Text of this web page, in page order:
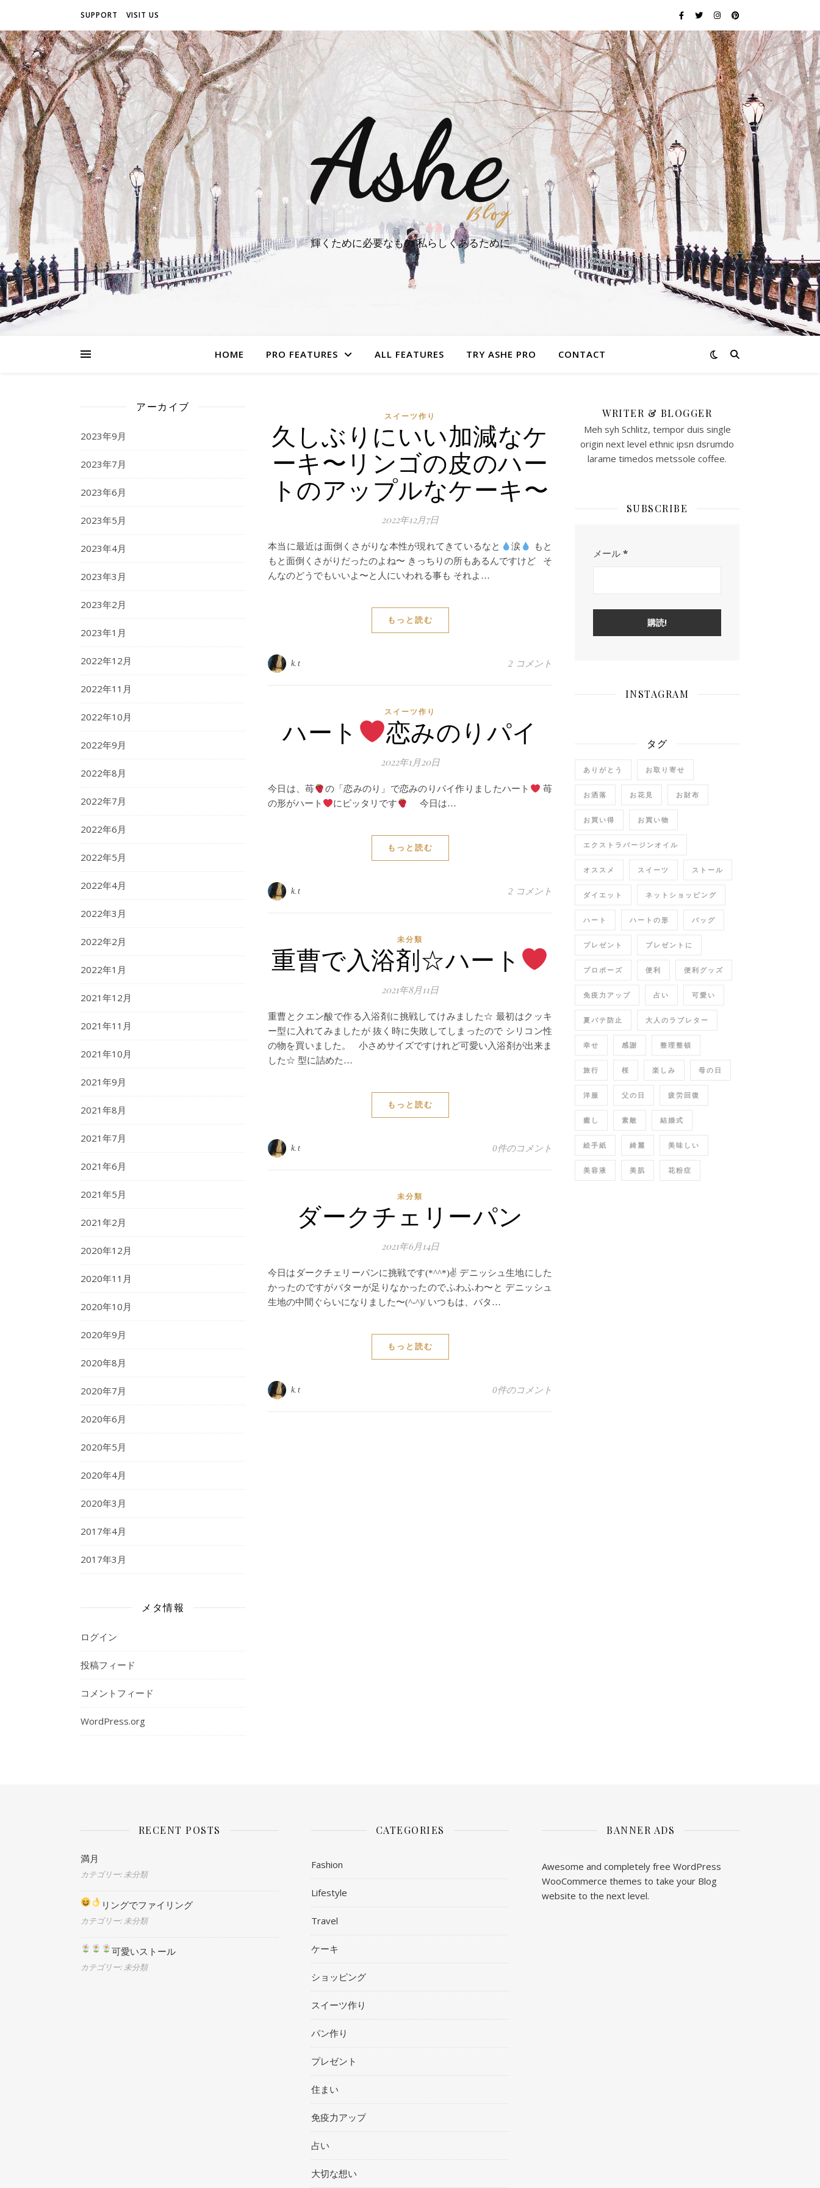
SUPPORT VISIT US
輝くために必要なもの 私らしくあるために
HOME PRO FEATURES ALL FEATURES TRY ASHE PRO CONTACT
アーカイブ
2023年9月
2023年7月
2023年6月
2023年5月
2023年4月
2023年3月
2023年2月
2023年1月
2022年12月
2022年11月
2022年10月
2022年9月
2022年8月
2022年7月
2022年6月
2022年5月
2022年4月
2022年3月
2022年2月
2022年1月
2021年12月
2021年11月
2021年10月
2021年9月
2021年8月
2021年7月
2021年6月
2021年5月
2021年2月
2020年12月
2020年11月
2020年10月
2020年9月
2020年8月
2020年7月
2020年6月
2020年5月
2020年4月
2020年3月
2017年4月
2017年3月
メタ情報
ログイン
投稿フィード
コメントフィード
WordPress.org
スイーツ作り
久しぶりにいい加減なケ
ーキ〜リンゴの皮のハー
トのアップルなケーキ〜
2022年12月7日
本当に最近は面倒くさがりな本性が現れてきているなと 涙
もと
もと面倒くさがりだったのよね〜 きっちりの所もあるんですけど そ
んなのどうでもいいよ〜と人にいわれる事も それよ…
もっと読む
k.t 2 コメント
スイーツ作り
ハート 恋みのりパイ
2022年1月20日
今日は、苺 の「恋みのり」で恋みのりパイ作りましたハート
苺
の形がハート
にピッタリです 今日は…
もっと読む
k.t 2 コメント
未分類
重曹で入浴剤☆ハート
2021年8月11日
重曹とクエン酸で作る入浴剤に挑戦してけみました☆ 最初はクッキ
ー型に入れてみましたが 抜く時に失敗してしまったので シリコン性
の物を買いました。 小さめサイズですけれど可愛い入浴剤が出来ま
した☆ 型に詰めた…
もっと読む
k.t 0件のコメント
未分類
ダークチェリーパン
2021年6月14日
今日はダークチェリーパンに挑戦です(*^^*)✌️ デニッシュ生地にした
かったのですがバターが足りなかったのでふわふわ〜と デニッシュ
生地の中間ぐらいになりました〜(^-^)/ いつもは、バタ…
もっと読む
k.t 0件のコメント
WRITER & BLOGGER
Meh syh Schlitz, tempor duis single
origin next level ethnic ipsn dsrumdo
larame timedos metssole coffee.
SUBSCRIBE
メール *
INSTAGRAM
タグ
ありがとう お取り寄せ
お洒落 お花見 お財布
お買い得 お買い物
エクストラバージンオイル
オススメ スイーツ ストール
ダイエット ネットショッピング
ハート ハートの形 バッグ
プレゼント プレゼントに
プロポーズ 便利 便利グッズ
免疫力アップ 占い 可愛い
夏バテ防止 大人のラブレター
幸せ 感謝 整理整頓
旅行 桜 楽しみ 母の日
洋服 父の日 疲労回復
癒し 素敵 結婚式
絵手紙 綺麗 美味しい
美容液 美肌 花粉症
RECENT POSTS
満月
カテゴリー: 未分類
リングでファイリング
カテゴリー: 未分類
可愛いストール
カテゴリー: 未分類
CATEGORIES
Fashion
Lifestyle
Travel
ケーキ
ショッピング
スイーツ作り
パン作り
プレゼント
住まい
免疫力アップ
占い
大切な想い
BANNER ADS
Awesome and completely free WordPress
WooCommerce themes to take your Blog
website to the next level.